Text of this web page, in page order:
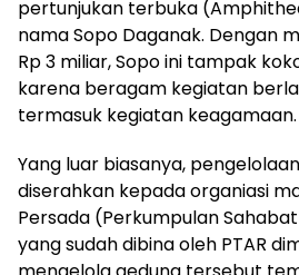
pertunjukan terbuka
nama Sopo Daganak. Dengan
Rp 3 miliar, Sopo ini tampak
karena beragam kegiatan
termasuk kegiatan keagamaan.
Yang luar biasanya,
diserahkan kepada organiasi
Persada (Perkumpulan
yang sudah dibina oleh PTAR